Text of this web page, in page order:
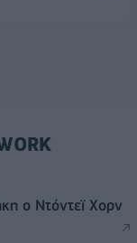
ο Ντόντεϊ Χορν